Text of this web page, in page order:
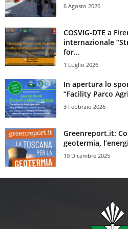
6 Agosto 2026
COSVIG-DTE a
internazionale
for...
1 Luglio 2026
In apertura lo
“Facility Parco
3 Febbraio 2026
Greenreport.it:
geotermia,
19 Dicembre 2025